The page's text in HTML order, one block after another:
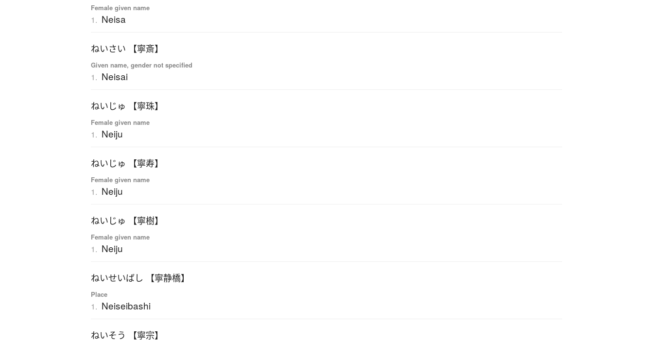
Female given name
1. Neisa
ねいさい 【寧斎】
Given name, gender not specified
1. Neisai
ねいじゅ 【寧珠】
Female given name
1. Neiju
ねいじゅ 【寧寿】
Female given name
1. Neiju
ねいじゅ 【寧樹】
Female given name
1. Neiju
ねいせいばし 【寧静橋】
Place
1. Neiseibashi
ねいそう 【寧宗】